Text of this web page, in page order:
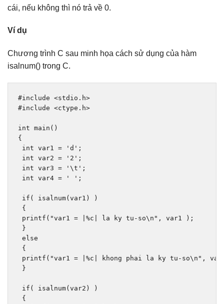
cái, nếu không thì nó trả về 0.
Ví dụ
Chương trình C sau minh họa cách sử dụng của hàm
isalnum() trong C.
#include <stdio.h>
#include <ctype.h>
int main ()
{
int var1 = 'd' ;
int var2 = '2' ;
int var3 = '\t' ;
int var4 = ' ' ;
if ( isalnum( var1 )
)
{
printf ( "var1 = |%c| la ky tu-so\n" , var1
);
}
else
{
printf ( "var1 = |%c| khong phai la ky tu-so\n" ,
}
if ( isalnum( var2 )
)
{